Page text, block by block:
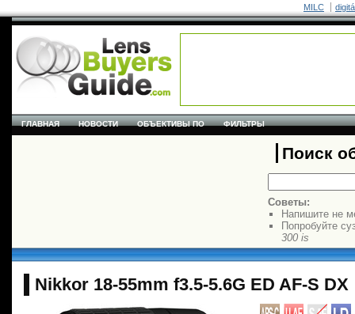
MILC
ГЛАВНАЯ НОВОСТИ ОБЪЕКТИВЫ ПО ФИЛЬТРЫ
Поиск
Советы:
Напишите не
Попробуйте
300 is
Nikkor 18-55mm f3.5-5.6G ED AF-S DX